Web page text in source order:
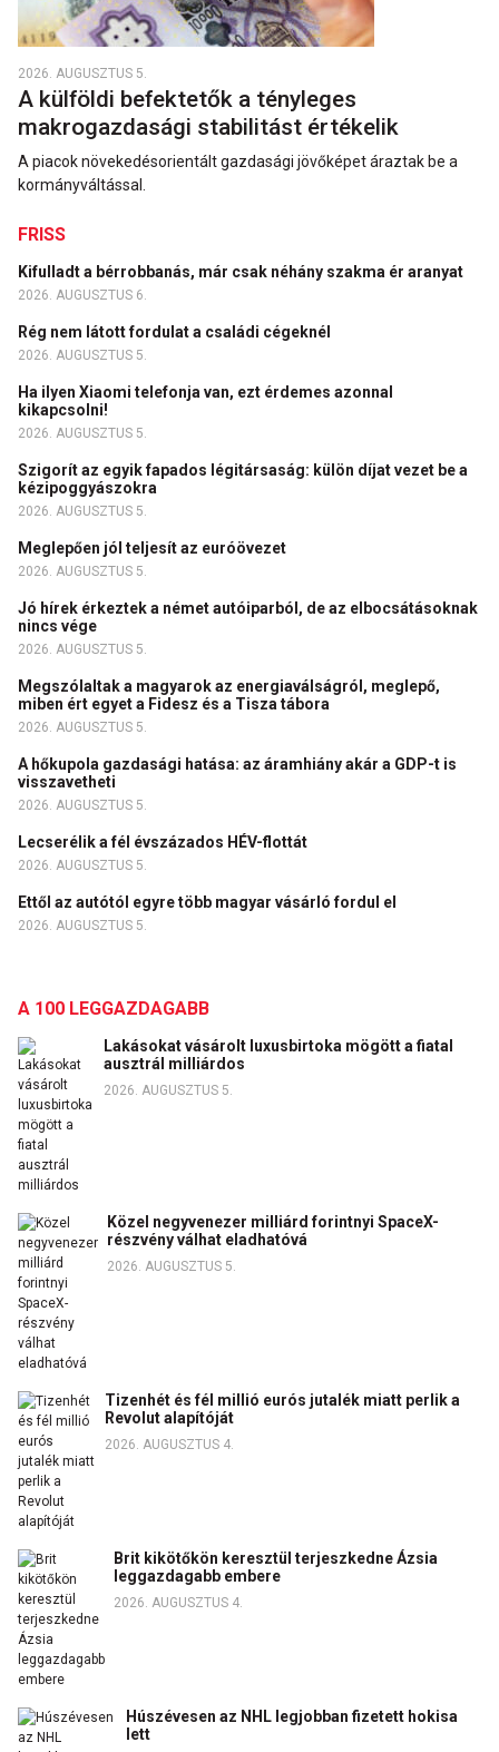
2026. AUGUSZTUS 5.
A külföldi befektetők a tényleges
makrogazdasági stabilitást értékelik
A piacok növekedésorientált gazdasági jövőképet áraztak be a
kormányváltással.
FRISS
Kifulladt a bérrobbanás, már csak néhány szakma ér aranyat
2026. AUGUSZTUS 6.
Rég nem látott fordulat a családi cégeknél
2026. AUGUSZTUS 5.
Ha ilyen Xiaomi telefonja van, ezt érdemes azonnal
kikapcsolni!
2026. AUGUSZTUS 5.
Szigorít az egyik fapados légitársaság: külön díjat vezet be a
kézipoggyászokra
2026. AUGUSZTUS 5.
Meglepően jól teljesít az euróövezet
2026. AUGUSZTUS 5.
Jó hírek érkeztek a német autóiparból, de az elbocsátásoknak
nincs vége
2026. AUGUSZTUS 5.
Megszólaltak a magyarok az energiaválságról, meglepő,
miben ért egyet a Fidesz és a Tisza tábora
2026. AUGUSZTUS 5.
A hőkupola gazdasági hatása: az áramhiány akár a GDP-t is
visszavetheti
2026. AUGUSZTUS 5.
Lecserélik a fél évszázados HÉV-flottát
2026. AUGUSZTUS 5.
Ettől az autótól egyre több magyar vásárló fordul el
2026. AUGUSZTUS 5.
A 100 LEGGAZDAGABB
Lakásokat vásárolt luxusbirtoka mögött a fiatal
ausztrál milliárdos
2026. AUGUSZTUS 5.
Közel negyvenezer milliárd forintnyi SpaceX-
részvény válhat eladhatóvá
2026. AUGUSZTUS 5.
Tizenhét és fél millió eurós jutalék miatt perlik a
Revolut alapítóját
2026. AUGUSZTUS 4.
Brit kikötőkön keresztül terjeszkedne Ázsia
leggazdagabb embere
2026. AUGUSZTUS 4.
Húszévesen az NHL legjobban fizetett hokisa
lett